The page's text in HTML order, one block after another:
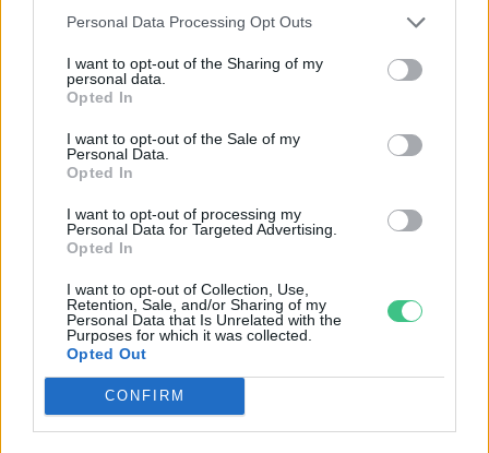
Personal Data Processing Opt Outs
I want to opt-out of the Sharing of my
personal data.
Opted In
I want to opt-out of the Sale of my
Personal Data.
Opted In
I want to opt-out of processing my
Personal Data for Targeted Advertising.
Opted In
I want to opt-out of Collection, Use,
Retention, Sale, and/or Sharing of my
Personal Data that Is Unrelated with the
Purposes for which it was collected.
Opted Out
CONFIRM
Magyarország tele van gyönyörű növényekkel, így arborétumokkal
hétvégén a közönséget a 160 éves
Fővárosi Állatkert
ÉLŐ BOLYGÓNK
Szedd magad őszibarack: itt vannak